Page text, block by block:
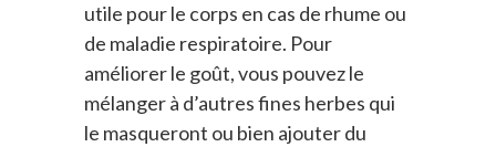
utile pour le corps en cas de rhume ou
de maladie respiratoire. Pour
améliorer le goût, vous pouvez le
mélanger à d’autres fines herbes qui
le masqueront ou bien ajouter du